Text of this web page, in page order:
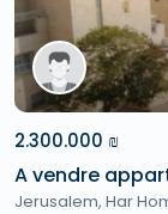
2.300.000 ₪
A vendre
Jerusalem, Har